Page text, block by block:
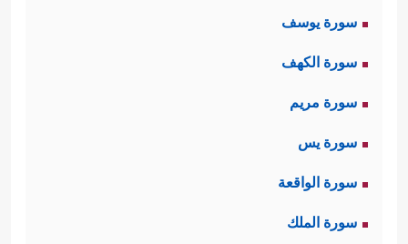
سورة يوسف
سورة الكهف
سورة مريم
سورة يس
سورة الواقعة
سورة الملك